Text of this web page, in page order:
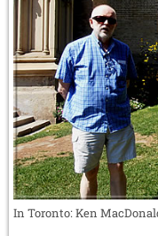
In Toronto: Ken